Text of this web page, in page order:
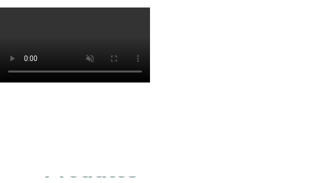
Os cookies de marketing são usados para entregar aos visitantes
Produtos